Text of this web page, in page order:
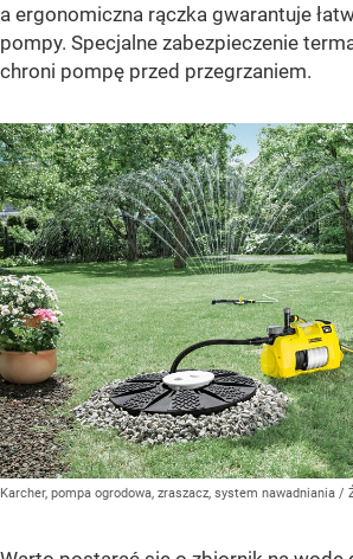
a ergonomiczna rączka gwarantuje
pompy. Specjalne zabezpieczenie
chroni pompę przed przegrzaniem.
Karcher, pompa ogrodowa, zraszacz, system nawadniania /